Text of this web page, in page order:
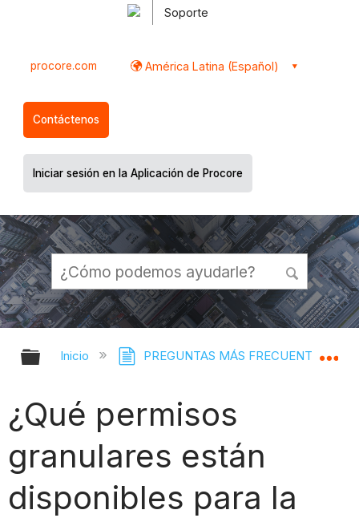
Soporte
procore.com América Latina (Español)
Contáctenos
Iniciar sesión en la Aplicación de Procore
Expandir/contraer jerarquía global
Inicio PREGUNTAS MÁS FRECUENTES
¿Qué permisos
granulares están
disponibles para la